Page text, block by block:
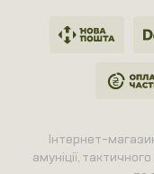
Інтернет-
амуніції,